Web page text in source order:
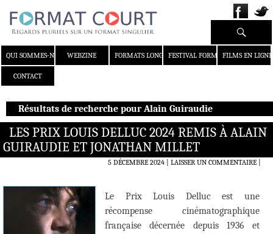
QUI SOMMES-NOUS ?WEBZINE FORMATS LONGS FESTIVAL FORMAT COURT
FILMS EN LIGNE
CONTACT
Recherche
Résultats de recherche pour Alain Guiraudie
LES PRIX LOUIS DELLUC 2024 REMIS À ALAIN
GUIRAUDIE ET JONATHAN MILLET
5 DÉCEMBRE 2024 LAISSER UN COMMENTAIRE|
Le Prix Louis Delluc est une
récompense cinématographique
française décernée depuis 1936 et